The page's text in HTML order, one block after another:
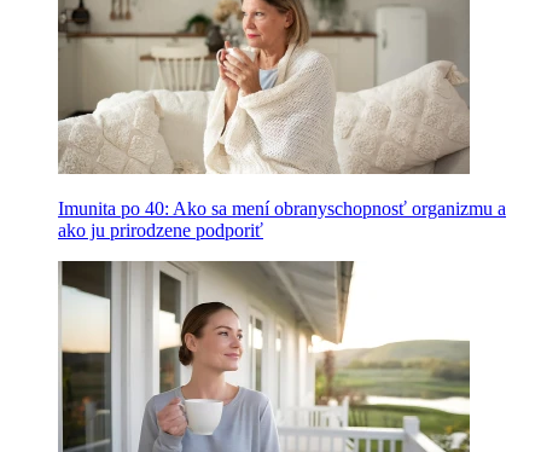
Imunita po 40: Ako sa mení obranyschopnosť organizmu a
ako ju prirodzene podporiť